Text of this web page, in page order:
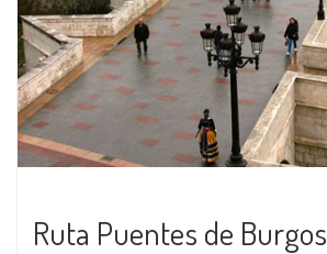
Ruta Puentes de Burgos